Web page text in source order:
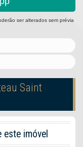
ser alterados sem prévia
Saint
imóvel